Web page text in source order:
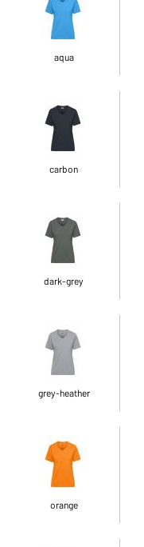
aqua
carbon
dark-grey
grey-heather
orange